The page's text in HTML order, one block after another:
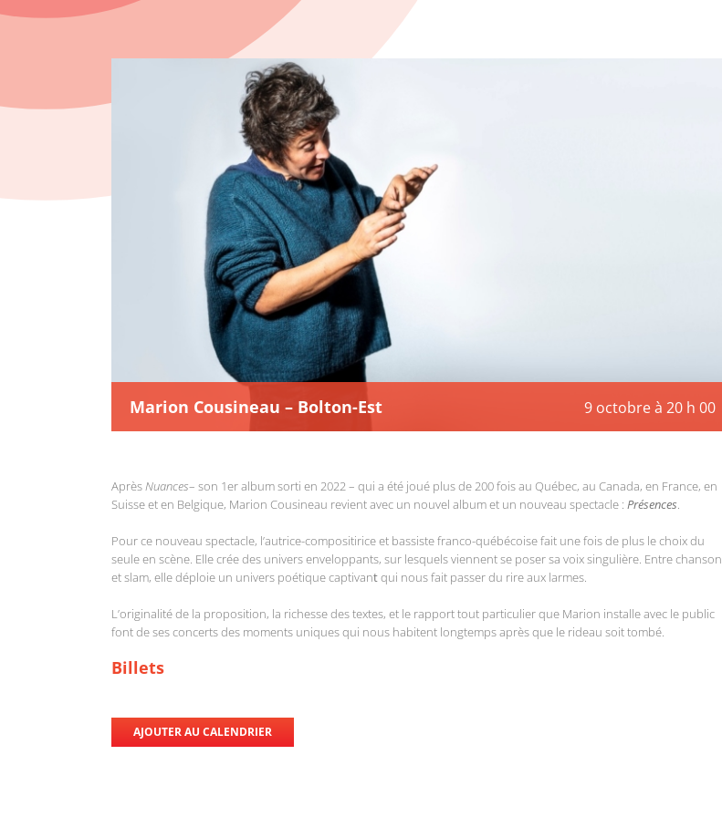
Marion Cousineau – Bolton-Est 9 octobre à 20 h 00
AprèsNuances– son 1er album sorti en 2022 – qui a été joué plus de 200 fois au Québec, au Canada, en France, en
Suisse et en Belgique, Marion Cousineau revient avec un nouvel album et un nouveau spectacle : Présences.
Pour ce nouveau spectacle, l’autrice-compositirice et bassiste franco-québécoise fait une fois de plus le choix du
seule en scène. Elle crée des univers enveloppants, sur lesquels viennent se poser sa voix singulière. Entre chanson
et slam, elle déploie un univers poétique captivantqui nous fait passer du rire aux larmes.
L’originalité de la proposition, la richesse des textes, et le rapport tout particulier que Marion installe avec le public
font de ses concerts des moments uniques qui nous habitent longtemps après que le rideau soit tombé.
Billets
AJOUTER AU CALENDRIER